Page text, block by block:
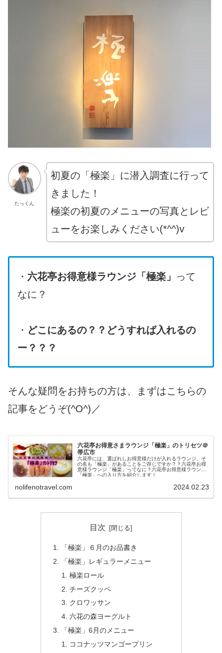
たっくん
初夏の「極楽」に潜入調査に行って
きました！
極楽の初夏のメニューの写真とレビ
ューをお楽しみください(*^^)v
・ 六花亭お得意様ラウンジ「極楽」
って
なに？
・ どこにあるの？？ どうすれば入れるの
ー？？？
そんな疑問をお持ちの方は、まずはこちらの
記事をどうぞ(^O^)／
六花亭お得意さまラウンジ「極楽」のトリセツ＠
帯広市
六花亭には、選ばれしお得意様だけが入れるラウンジ、そ
の名も「極楽」があることをご存じですか？？六花亭お得
意様ラウンジ「極楽」ってなに？六花亭お得意様ラウンジ
「極楽」への入り方を紹介します！
nolifenotravel.com 2024.02.23
目次
「極楽」６月のお品書き
「極楽」レギュラーメニュー
極楽ロール
チーズクッペ
クロワッサン
六花の森ヨーグルト
「極楽」6月のメニュー
ココナッツマンゴープリン